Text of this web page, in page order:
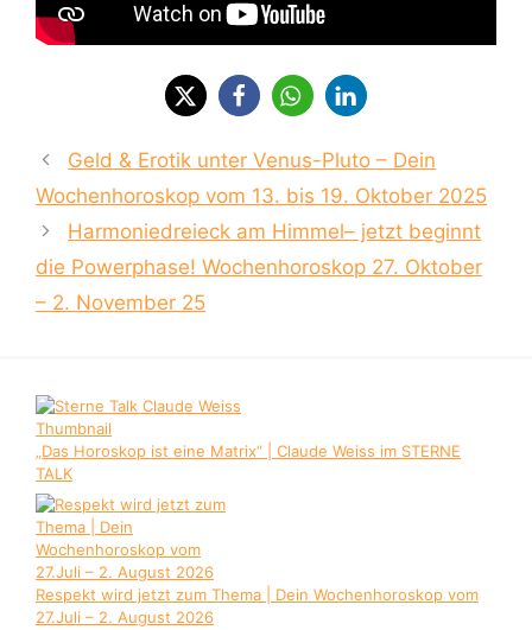
Geld & Erotik unter Venus-Pluto – Dein
Wochenhoroskop vom 13. bis 19. Oktober 2025
Harmoniedreieck am Himmel– jetzt beginnt
die Powerphase! Wochenhoroskop 27. Oktober
– 2. November 25
„Das Horoskop ist eine Matrix“ | Claude Weiss im STERNE
TALK
Respekt wird jetzt zum Thema | Dein Wochenhoroskop vom
27.Juli – 2. August 2026